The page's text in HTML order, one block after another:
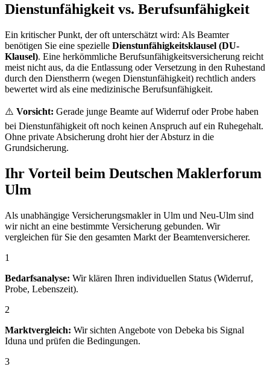
Dienstunfähigkeit vs. Berufsunfähigkeit
Ein kritischer Punkt, der oft unterschätzt wird: Als Beamter
benötigen Sie eine spezielle Dienstunfähigkeitsklausel (DU-
Klausel). Eine herkömmliche Berufsunfähigkeitsversicherung reicht
meist nicht aus, da die Entlassung oder Versetzung in den Ruhestand
durch den Dienstherrn (wegen Dienstunfähigkeit) rechtlich anders
bewertet wird als eine medizinische Berufsunfähigkeit.
⚠️ Vorsicht: Gerade junge Beamte auf Widerruf oder Probe haben
bei Dienstunfähigkeit oft noch keinen Anspruch auf ein Ruhegehalt.
Ohne private Absicherung droht hier der Absturz in die
Grundsicherung.
Ihr Vorteil beim Deutschen Maklerforum
Ulm
Als unabhängige Versicherungsmakler in Ulm und Neu-Ulm sind
wir nicht an eine bestimmte Versicherung gebunden. Wir
vergleichen für Sie den gesamten Markt der Beamtenversicherer.
1
Bedarfsanalyse: Wir klären Ihren individuellen Status (Widerruf,
Probe, Lebenszeit).
2
Marktvergleich: Wir sichten Angebote von Debeka bis Signal
Iduna und prüfen die Bedingungen.
3